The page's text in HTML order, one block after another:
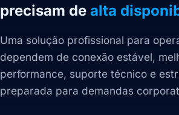
precisam de alta
Uma solução profissional para
dependem de conexão estável,
performance, suporte técnico e
preparada para demandas